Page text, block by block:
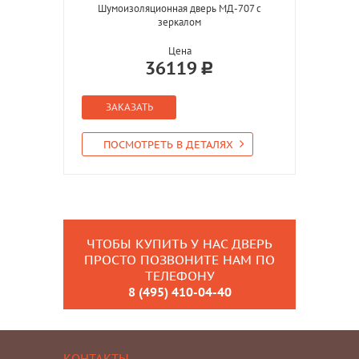
Шумоизоляционная дверь МД-707 с
зеркалом
Цена
36119
ЗАКАЗАТЬ
ПОСМОТРЕТЬ В ДЕТАЛЯХ
ЧТОБЫ КУПИТЬ У НАС ДВЕРЬ
ПРОСТО ПОЗВОНИТЕ НАМ ПО
ТЕЛЕФОНУ
8 (495) 410-04-40